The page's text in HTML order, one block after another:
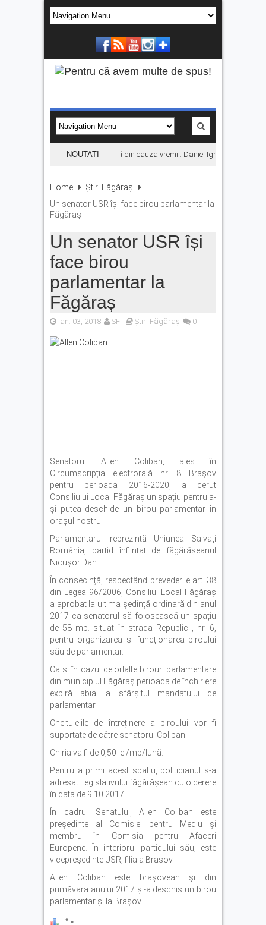
NOUTATI
Concertul KLUMEA se amână din cauza vremii. Daniel Ignat și Titi
Home
Știri Făgăraș
Un senator USR își face birou parlamentar la
Făgăraș
Un senator USR își
face birou
parlamentar la
Făgăraș
ian. 03, 2018 SF Știri Făgăraș 0
Senatorul Allen Coliban, ales în
Circumscripția electrorală nr. 8 Brașov
pentru perioada 2016-2020, a cerut
Consiliului Local Făgăraș un spațiu pentru a-
și putea deschide un birou parlamentar în
orașul nostru.
Parlamentarul reprezintă Uniunea Salvați
România, partid înființat de făgărășeanul
Nicușor Dan.
În consecință, respectând prevederile art. 38
din Legea 96/2006, Consiliul Local Făgăraș
a aprobat la ultima ședință ordinară din anul
2017 ca senatorul să folosească un spațiu
de 58 mp. situat în strada Republicii, nr. 6,
pentru organizarea și funcționarea biroului
său de parlamentar.
Ca și în cazul celorlalte birouri parlamentare
din municipiul Făgăraș perioada de închiriere
expiră abia la sfârșitul mandatului de
parlamentar.
Cheltuielile de întreținere a biroului vor fi
suportate de către senatorul Coliban.
Chiria va fi de 0,50 lei/mp/lună.
Pentru a primi acest spațiu, politicianul s-a
adresat Legislativului făgărășean cu o cerere
în data de 9.10.2017.
În cadrul Senatului, Allen Coliban este
președinte al Comisiei pentru Mediu și
membru în Comisia pentru Afaceri
Europene. În interiorul partidului său, este
vicepreședinte USR, filiala Brașov.
Allen Coliban este brașovean și din
primăvara anului 2017 și-a deschis un birou
parlamentar și la Brașov.